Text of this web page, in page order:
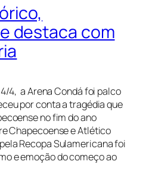
destaca com
4, a Arena Condá foi palco
por conta a tragédia que
no fim do ano
Chapecoense e Atlético
Recopa Sulamericana foi
e emoção do começo ao